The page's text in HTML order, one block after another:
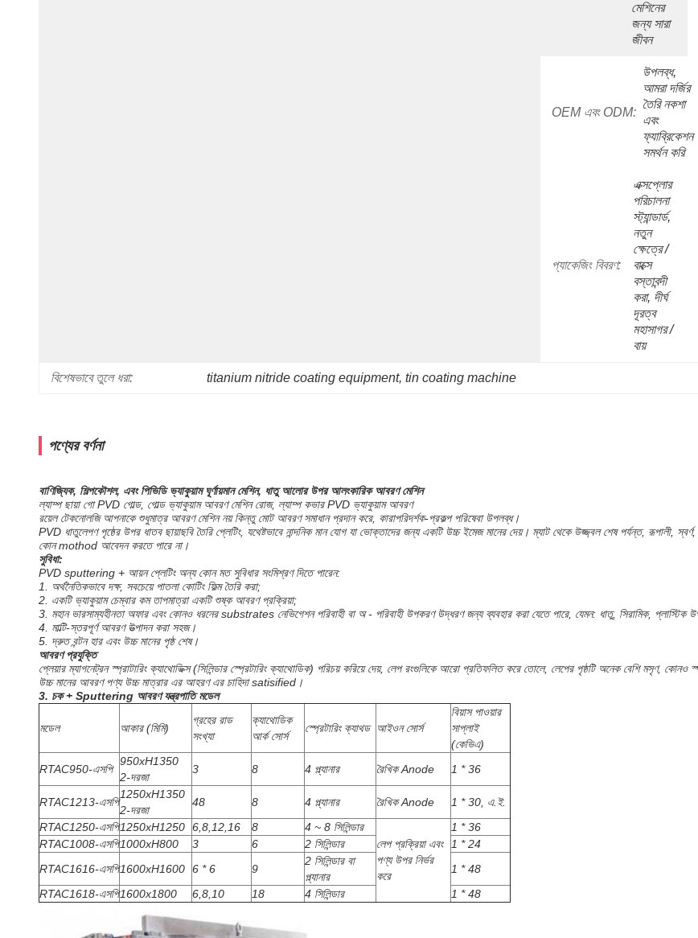
মেশিনের
জন্য সারা
জীবন
OEM এবং ODM:
উপলব্ধ,
আমরা দর্জির
তৈরি নকশা
এবং
ফ্যাব্রিকেশন
সমর্থন করি
প্যাকেজিং বিবরণ:
এক্সপ্লোর
পরিচালনা
স্ট্যান্ডার্ড,
নতুন
ক্ষেত্রে /
বাক্সে
বস্তাবন্দী
করা, দীর্ঘ
দূরত্ব
মহাসাগর /
বায়
বিশেষভাবে তুলে ধরা: titanium nitride coating equipment, tin coating machine
পণ্যের বর্ণনা
বাণিজ্যিক, শিল্পকৌশল, এবং পিভিডি ভ্যাকুয়াম ঘূর্ণায়মান মেশিন, ধাতু আলোর উপর আলংকারিক আবরণ মেশিন
ল্যাম্প ছায়া গো PVD গোল্ড, গোল্ড ভ্যাকুয়াম আবরণ মেশিন রোজ, ল্যাম্প কভার PVD ভ্যাকুয়াম আবরণ
রয়েল টেকনোলজি আপনাকে শুধুমাত্র আবরণ মেশিন নয় কিন্তু মোট আবরণ সমাধান প্রদান করে, কারাপরিদর্শক-প্রকল্প পরিষেবা উপলব্ধ।
PVD ধাতুলেপণ পৃষ্ঠের উপর ধাতব ছায়াছবি তৈরি প্লেটিং, যথেষ্টভাবে নান্দনিক মান যোগ যা ভোক্তাদের জন্য একটি উচ্চ ইমেজ মানের দেয়। ম্যাট থেকে উজ্জ্বল শেষ পর্যন্ত, রূপালী,
কোন mothod আবেদন করতে পারে না।
সুবিধা:
PVD sputtering + আয়ন প্লেটিং অন্য কোন মত সুবিধার সংমিশ্রণ দিতে পারেন:
1. অর্থনৈতিকভাবে দক্ষ, সবচেয়ে পাতলা কোটিং ফিল্ম তৈরি করা;
2. একটি ভ্যাকুয়াম চেম্বার কম তাপমাত্রা একটি শুষ্ক আবরণ প্রক্রিয়া;
3. মহান ভারসাম্যহীনতা অফার এবং কোনও ধরনের substrates নেভিগেশন পরিবাহী বা অ - পরিবাহী উপকরণ উদ্ধরণ জন্য ব্যবহার করা যেতে পারে, যেমন: ধাতু, সিরামিক, প্লাস্টিক
4. মাল্টি-স্তরপূর্ণ আবরণ উত্পাদন করা সহজ।
5. দ্রুত বন্টন হার এবং উচ্চ মানের পৃষ্ঠ শেষ।
আবরণ প্রযুক্তি
প্লেয়ার ম্যাগনেট্রন স্প্রাটারিং ক্যাথোডিক্স (সিলিন্ডার স্প্রেটারিং ক্যাথোডিক) পরিচয় করিয়ে দেয়, লেপ রংগুলিকে আরো প্রতিফলিত করে তোলে, লেপের পৃষ্ঠটি অনেক বেশি মসৃণ,
উচ্চ মানের আবরণ পণ্য উচ্চ মাত্রার এর আহরণ এর চাহিদা satisified।
3. চক + Sputtering আবরণ যন্ত্রপাতি মডেল
মডেল আকার (মিমি)
গ্রহের রাড
সংখ্যা
ক্যাথোডিক
আর্ক সোর্স
স্প্রেটারিং ক্যাথড আইওন সোর্স
বিয়াস পাওয়ার
সাপ্লাই
(কেভিএ)
RTAC950-এসপি
950xH1350
2-দরজা
3 8 4 প্ল্যানার রৈখিক Anode 1 * 36
RTAC1213-এসপি
1250xH1350
2-দরজা
48 8 4 প্ল্যানার রৈখিক Anode
1 * 30, এ.ই.
RTAC1250-এসপি1250xH1250 6,8,12,16 8
4 ~ 8 সিলিন্ডার
লেপ প্রক্রিয়া এবং
পণ্য উপর নির্ভর
করে
1 * 36
RTAC1008-এসপি1000xH800 3 6 2 সিলিন্ডার
1 * 24
RTAC1616-এসপি1600xH1600 6 * 6 9
2 সিলিন্ডার বা
প্ল্যানার
1 * 48
RTAC1618-এসপি1600x1800 6,8,10 18 4 সিলিন্ডার 1 * 48